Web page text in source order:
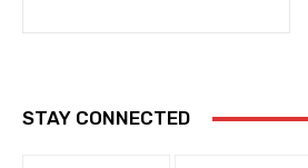
STAY CONNECTED